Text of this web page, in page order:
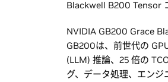
Blackwell B200 Tensor
NVIDIA GB200 Grace
GB200は、前世代の
(LLM) 推論、25 倍の
グ、データ処理、エン